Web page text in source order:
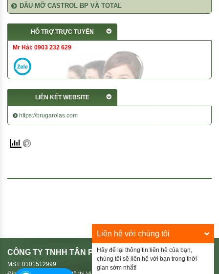
DẦU MỠ CASTROL BP VÀ TOTAL
HỖ TRỢ TRỰC TUYẾN
Mr Hải: 0903 232 629
LIÊN KẾT WEBSITE
https://brugarolas.com
CÔNG TY TNHH TÂN PHÚ HIẾU
MST: 0101512999
Liên hệ với chúng tôi
Hãy để lại thông tin liên hệ của bạn,
chúng tôi sẽ liên hệ với bạn trong thời
gian sớm nhất!